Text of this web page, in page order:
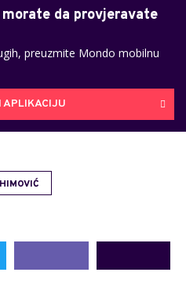
da provjeravate
preuzmite Mondo mobilnu
APLIKACIJU